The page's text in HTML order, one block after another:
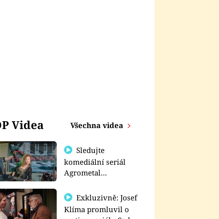
Videa Všechna videa
Sledujte
komediální seriál
Agrometal
prima+
Exkluzivně: Josef
Klíma promluvil o